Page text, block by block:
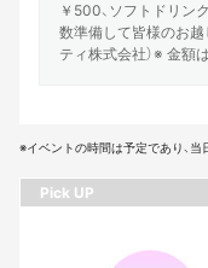
￥500、ソフトドリン
数準備して皆様のお越
ティ株式会社）※ 金額
※イベントの時間は予定であり、
Pick UP